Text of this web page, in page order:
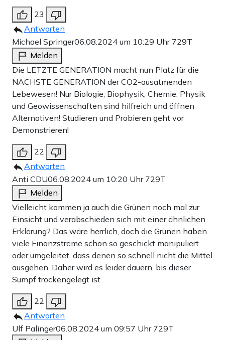
23
Antworten
Michael Springer06.08.2024 um 10:29 Uhr 729T
Melden
Die LETZTE GENERATION macht nun Platz für die
NÄCHSTE GENERATION der CO2-ausatmenden
Lebewesen! Nur Biologie, Biophysik, Chemie, Physik
und Geowissenschaften sind hilfreich und öffnen
Alternativen! Studieren und Probieren geht vor
Demonstrieren!
22
Antworten
Anti CDU06.08.2024 um 10:20 Uhr 729T
Melden
Vielleicht kommen ja auch die Grünen noch mal zur
Einsicht und verabschieden sich mit einer ähnlichen
Erklärung? Das wäre herrlich, doch die Grünen haben
viele Finanzströme schon so geschickt manipuliert
oder umgeleitet, dass denen so schnell nicht die Mittel
ausgehen. Daher wird es leider dauern, bis dieser
Sumpf trockengelegt ist.
22
Antworten
Ulf Palinger06.08.2024 um 09:57 Uhr 729T